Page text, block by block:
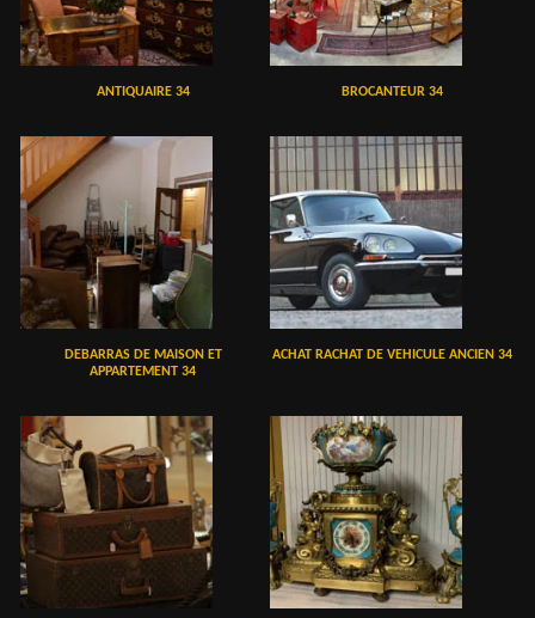
ANTIQUAIRE 34 BROCANTEUR 34
DEBARRAS DE MAISON ET
APPARTEMENT 34
ACHAT RACHAT DE VEHICULE ANCIEN 34